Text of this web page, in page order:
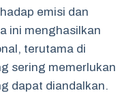
emisi dan
ini menghasilkan
terutama di
sering memerlukan
dapat diandalkan.